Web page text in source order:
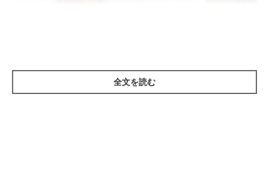
ねこのきもち投稿写真ギャラリー
全文を読む